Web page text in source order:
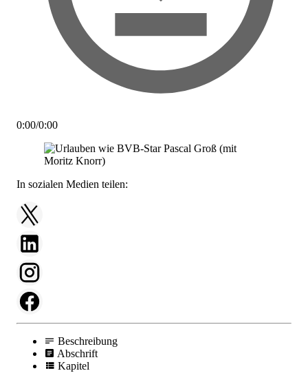
0:00/0:00
In sozialen Medien teilen:
Beschreibung
Abschrift
Kapitel